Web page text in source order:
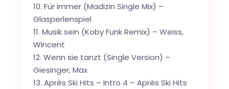
10. Für immer (Madizin Single Mix) –
Glasperlenspiel
11. Musik sein (Koby Funk Remix) – Weiss,
Wincent
12. Wenn sie tanzt (Single Version) –
Giesinger, Max
13. Après Ski Hits – Intro 4 – Après Ski Hits